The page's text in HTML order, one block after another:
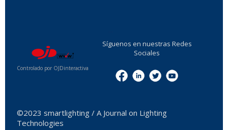
Controlado por OJDinteractiva
Síguenos en nuestras Redes
Sociales
©2023 smartlighting / A Journal on Lighting
Technologies